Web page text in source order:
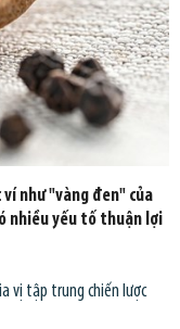
ví như "vàng đen" của
nhiều yếu tố thuận lợi
vị tập trung chiến lược